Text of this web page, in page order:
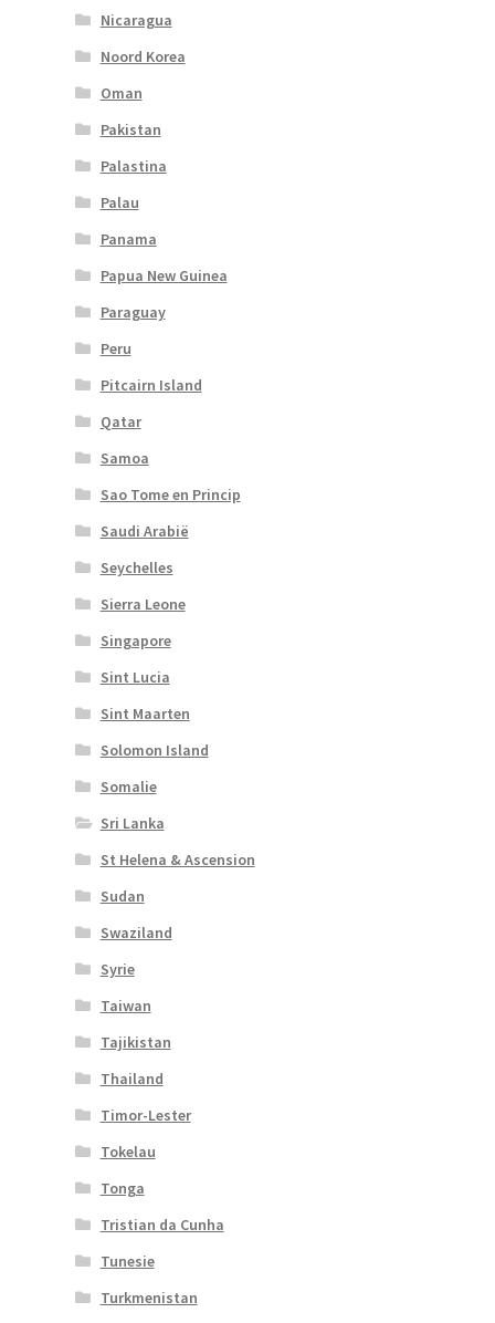
Nicaragua
Noord Korea
Oman
Pakistan
Palastina
Palau
Panama
Papua New Guinea
Paraguay
Peru
Pitcairn Island
Qatar
Samoa
Sao Tome en Princip
Saudi Arabië
Seychelles
Sierra Leone
Singapore
Sint Lucia
Sint Maarten
Solomon Island
Somalie
Sri Lanka
St Helena & Ascension
Sudan
Swaziland
Syrie
Taiwan
Tajikistan
Thailand
Timor-Lester
Tokelau
Tonga
Tristian da Cunha
Tunesie
Turkmenistan